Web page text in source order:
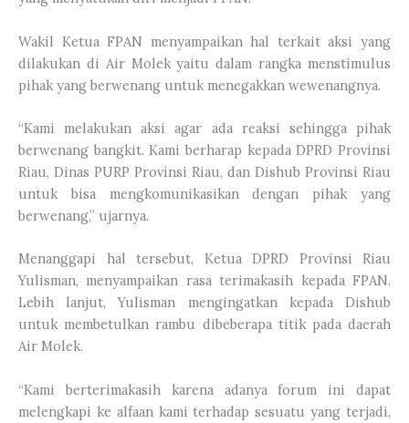
Wakil Ketua FPAN menyampaikan hal terkait aksi yang
dilakukan di Air Molek yaitu dalam rangka menstimulus
pihak yang berwenang untuk menegakkan wewenangnya.
“Kami melakukan aksi agar ada reaksi sehingga pihak
berwenang bangkit. Kami berharap kepada DPRD Provinsi
Riau, Dinas PURP Provinsi Riau, dan Dishub Provinsi Riau
untuk bisa mengkomunikasikan dengan pihak yang
berwenang,” ujarnya.
Menanggapi hal tersebut, Ketua DPRD Provinsi Riau
Yulisman, menyampaikan rasa terimakasih kepada FPAN.
Lebih lanjut, Yulisman mengingatkan kepada Dishub
untuk membetulkan rambu dibeberapa titik pada daerah
Air Molek.
“Kami berterimakasih karena adanya forum ini dapat
melengkapi ke alfaan kami terhadap sesuatu yang terjadi,